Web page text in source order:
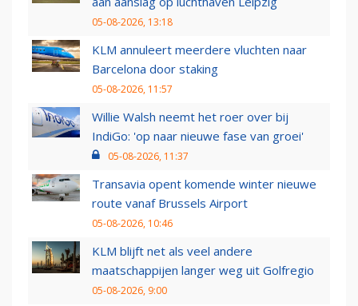
05-08-2026, 13:18
KLM annuleert meerdere vluchten naar
Barcelona door staking
05-08-2026, 11:57
Willie Walsh neemt het roer over bij
IndiGo: 'op naar nieuwe fase van groei'
05-08-2026, 11:37
Transavia opent komende winter nieuwe
route vanaf Brussels Airport
05-08-2026, 10:46
KLM blijft net als veel andere
maatschappijen langer weg uit Golfregio
05-08-2026, 9:00